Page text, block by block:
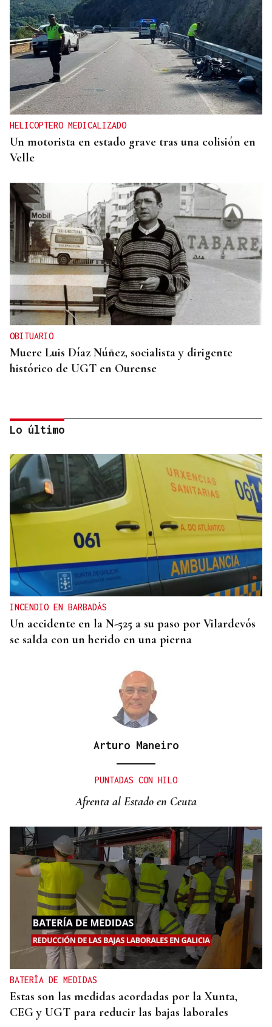
HELICOPTERO MEDICALIZADO
Un motorista en estado grave tras una colisión en
Velle
OBITUARIO
Muere Luis Díaz Núñez, socialista y dirigente
histórico de UGT en Ourense
CANEDO
Un herido en la colisión entre dos coches en la
entrada a las termas de Outariz
Lo último
INCENDIO EN BARBADÁS
Un accidente en la N-525 a su paso por Vilardevós
se salda con un herido en una pierna
Arturo Maneiro
PUNTADAS CON HILO
Afrenta al Estado en Ceuta
BATERÍA DE MEDIDAS
Estas son las medidas acordadas por la Xunta,
CEG y UGT para reducir las bajas laborales